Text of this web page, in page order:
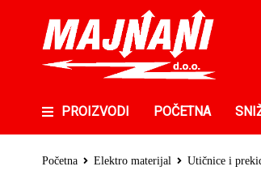
PROIZVODI POČETNA
Početna Elektro materijal Utičnice i